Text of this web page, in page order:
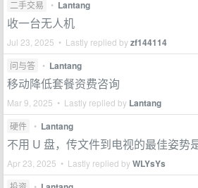
二手交易 • Lantang
收一台无人机
Jul 23, 2025 • Lastly replied byzf144114
问与答 • Lantang
移动降低套餐资费咨询
Mar 9, 2025 • Lastly replied by Lantang
硬件 • Lantang
不用 U 盘，传文件到电视的最佳姿势
Apr 23, 2025 • Lastly replied byWLYsYs